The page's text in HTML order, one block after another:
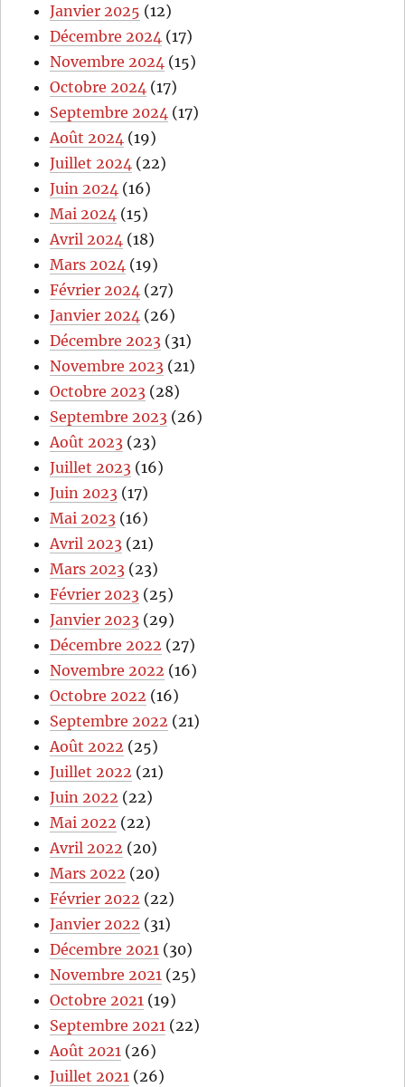
Janvier 2025 (12)
Décembre 2024 (17)
Novembre 2024 (15)
Octobre 2024 (17)
Septembre 2024 (17)
Août 2024 (19)
Juillet 2024 (22)
Juin 2024 (16)
Mai 2024 (15)
Avril 2024 (18)
Mars 2024 (19)
Février 2024 (27)
Janvier 2024 (26)
Décembre 2023 (31)
Novembre 2023 (21)
Octobre 2023 (28)
Septembre 2023 (26)
Août 2023 (23)
Juillet 2023 (16)
Juin 2023 (17)
Mai 2023 (16)
Avril 2023 (21)
Mars 2023 (23)
Février 2023 (25)
Janvier 2023 (29)
Décembre 2022 (27)
Novembre 2022 (16)
Octobre 2022 (16)
Septembre 2022 (21)
Août 2022 (25)
Juillet 2022 (21)
Juin 2022 (22)
Mai 2022 (22)
Avril 2022 (20)
Mars 2022 (20)
Février 2022 (22)
Janvier 2022 (31)
Décembre 2021 (30)
Novembre 2021 (25)
Octobre 2021 (19)
Septembre 2021 (22)
Août 2021 (26)
Juillet 2021 (26)